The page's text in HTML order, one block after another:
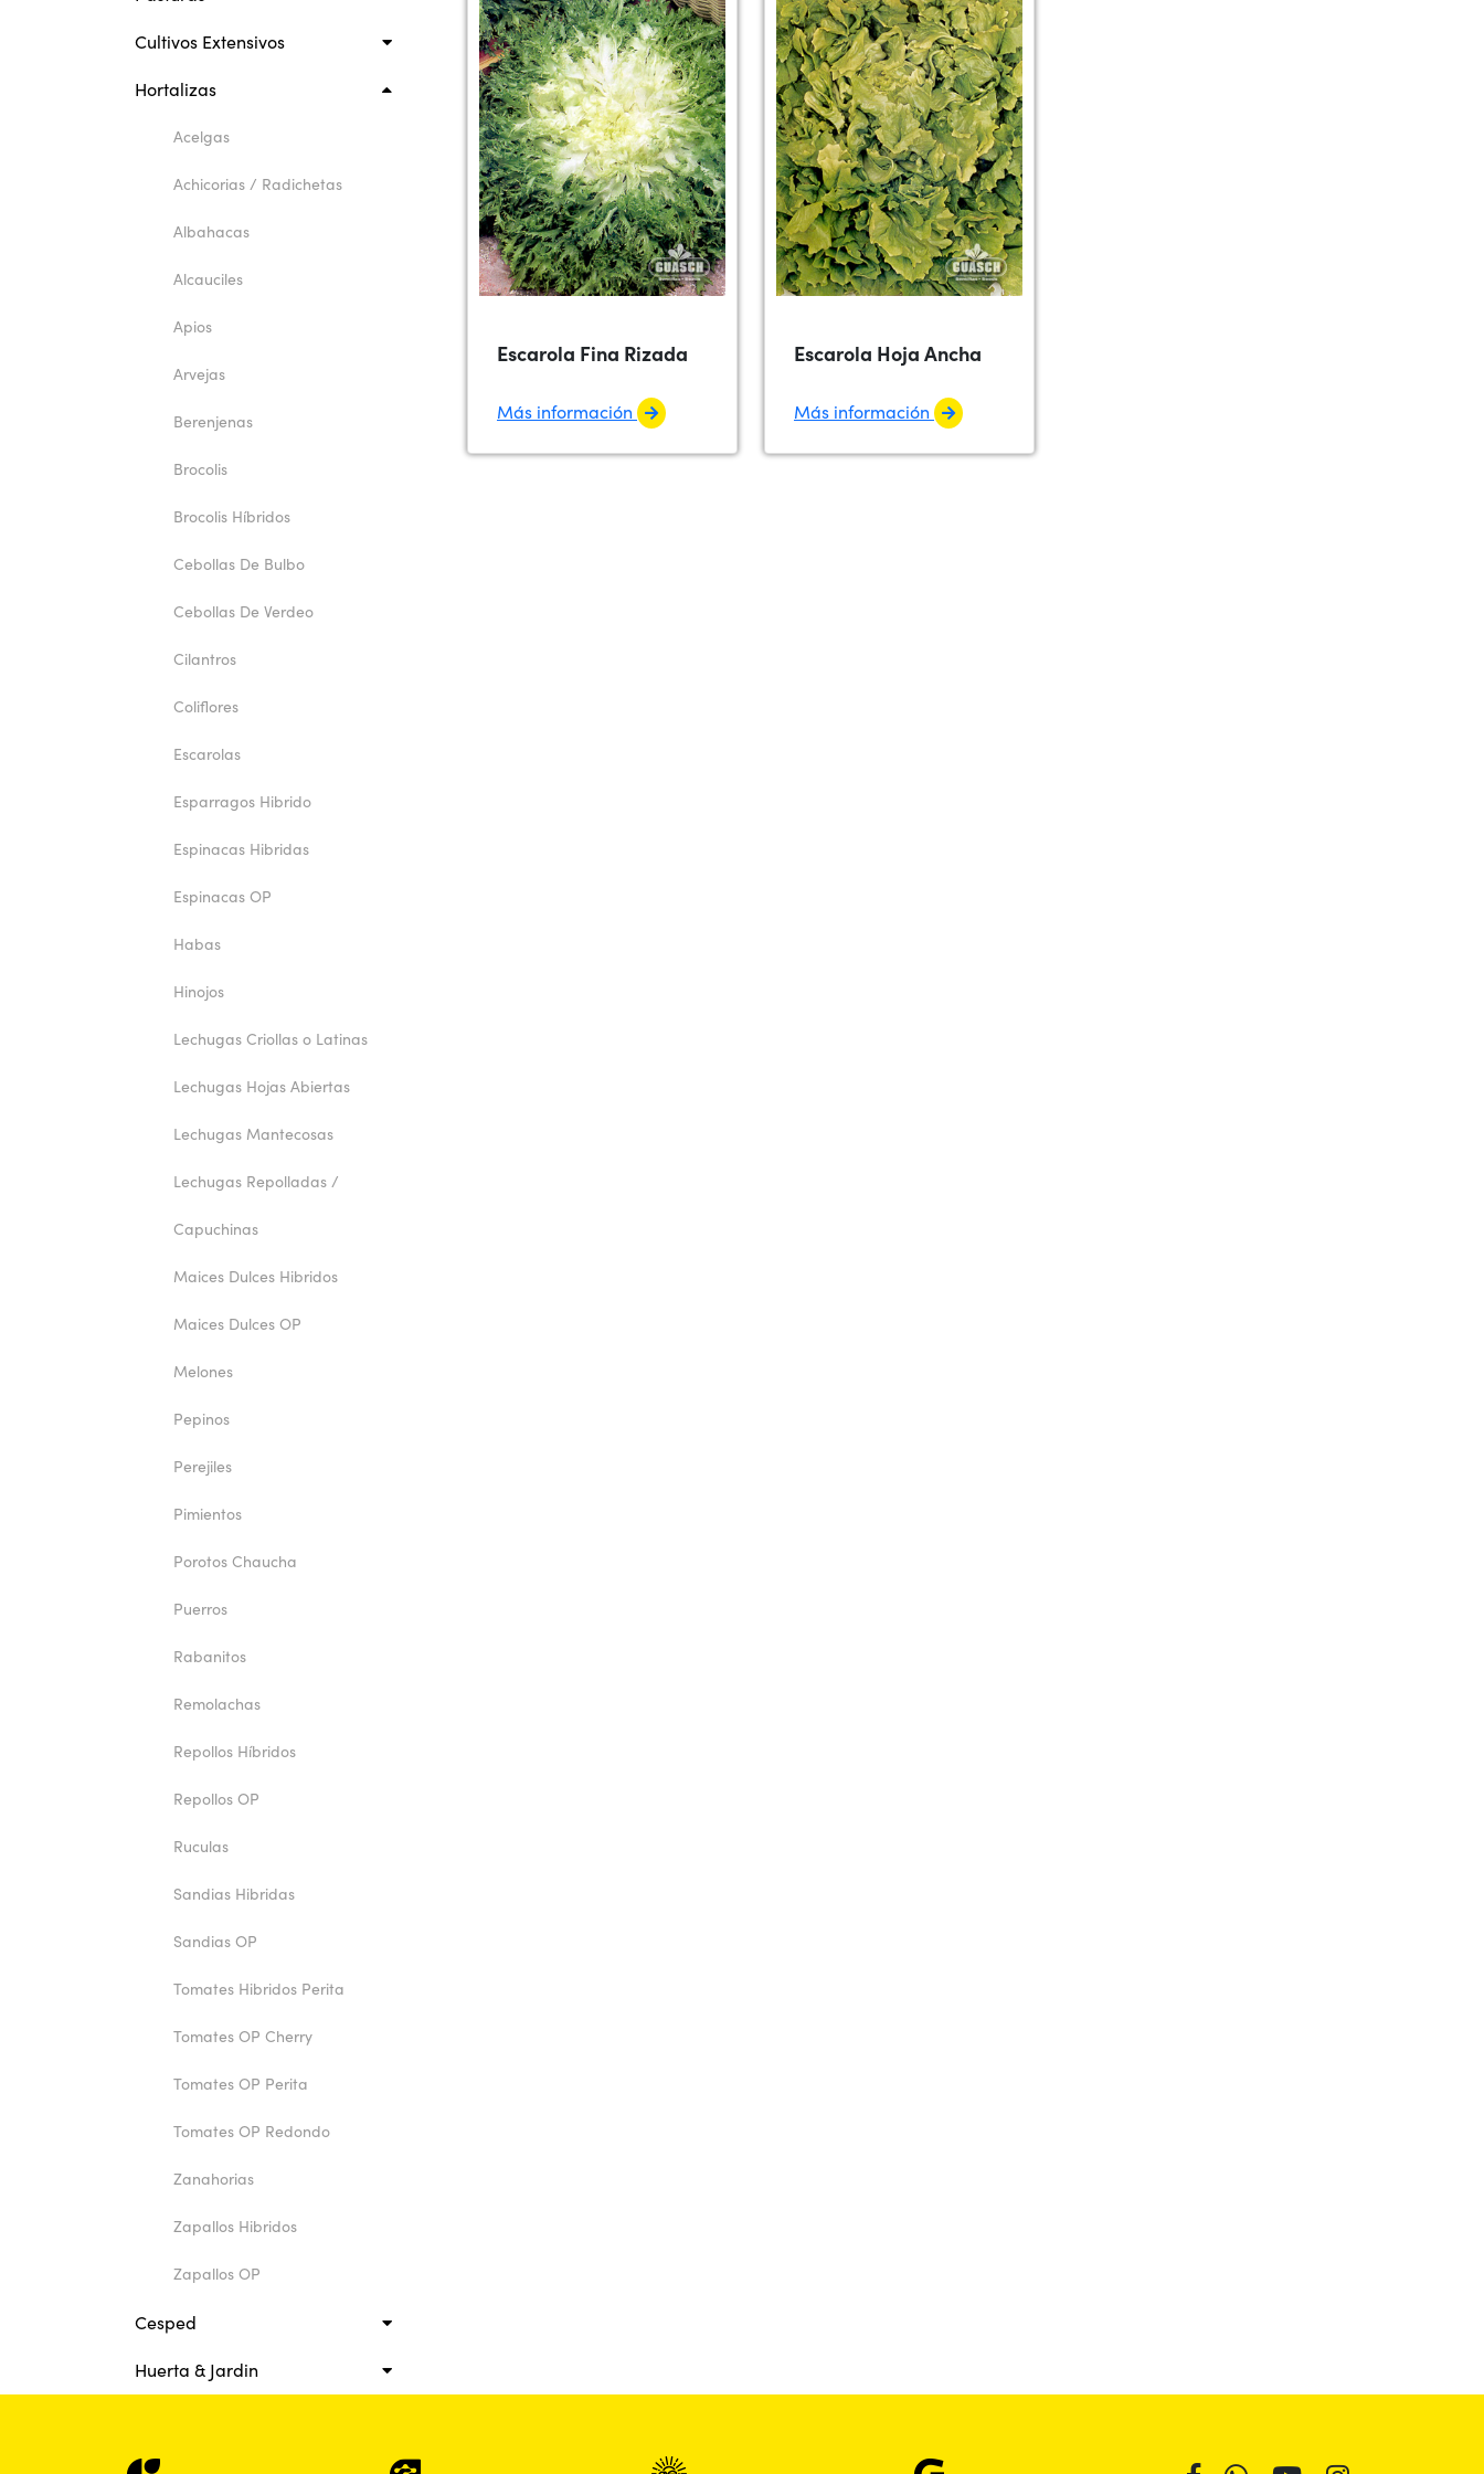
Cultivos Extensivos
Hortalizas
Acelgas
Achicorias / Radichetas
Albahacas
Alcauciles
Apios
Arvejas
Berenjenas
Brocolis
Brocolis Híbridos
Cebollas De Bulbo
Cebollas De Verdeo
Cilantros
Coliflores
Escarolas
Esparragos Hibrido
Espinacas Hibridas
Espinacas OP
Habas
Hinojos
Lechugas Criollas o Latinas
Lechugas Hojas Abiertas
Lechugas Mantecosas
Lechugas Repolladas /
Capuchinas
Maices Dulces Hibridos
Maices Dulces OP
Melones
Pepinos
Perejiles
Pimientos
Porotos Chaucha
Puerros
Rabanitos
Remolachas
Repollos Híbridos
Repollos OP
Ruculas
Sandias Hibridas
Sandias OP
Tomates Hibridos Perita
Tomates OP Cherry
Tomates OP Perita
Tomates OP Redondo
Zanahorias
Zapallos Hibridos
Zapallos OP
Cesped
Huerta & Jardin
Escarola Fina Rizada
Más información
Escarola Hoja Ancha
Más información